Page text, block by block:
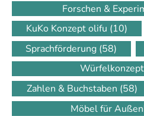
Forschen &
KuKo Konzept olifu (10)
Sprachförderung (58)
Zahlen & Buchstaben (58)
Möbel für